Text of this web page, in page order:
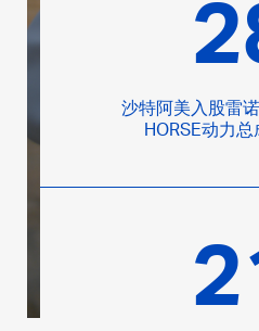
沙特阿美入股雷
HORSE动力